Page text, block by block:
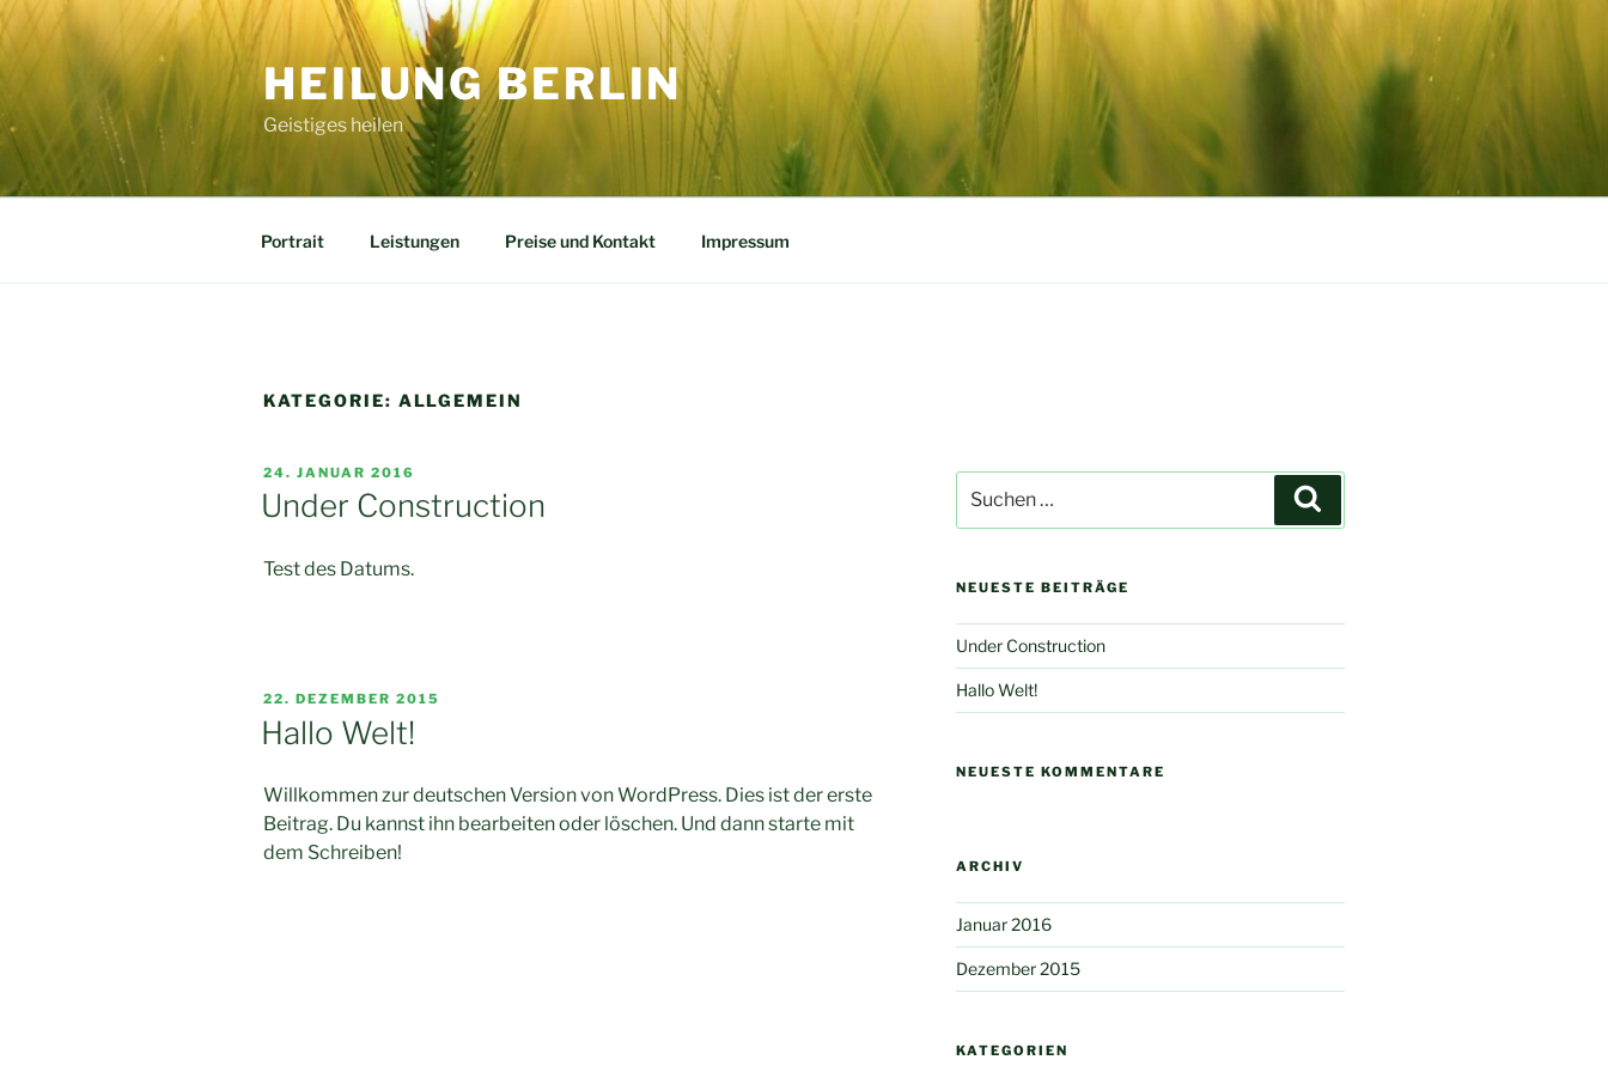
Zum
Inhalt
springen
HEILUNG BERLIN
Geistiges heilen
Portrait Leistungen Preise und Kontakt Impressum
KATEGORIE: ALLGEMEIN
VERÖFFENTLICHT
AM
24. JANUAR 2016
Under Construction
Test des Datums.
VERÖFFENTLICHT
22. DEZEMBER 2015
Hallo Welt!
Willkommen zur deutschen Version von WordPress. Dies ist der erste
Beitrag. Du kannst ihn bearbeiten oder löschen. Und dann starte mit
dem Schreiben!
nach:
NEUESTE BEITRÄGE
Under Construction
Hallo Welt!
NEUESTE KOMMENTARE
ARCHIV
Januar 2016
Dezember 2015
KATEGORIEN